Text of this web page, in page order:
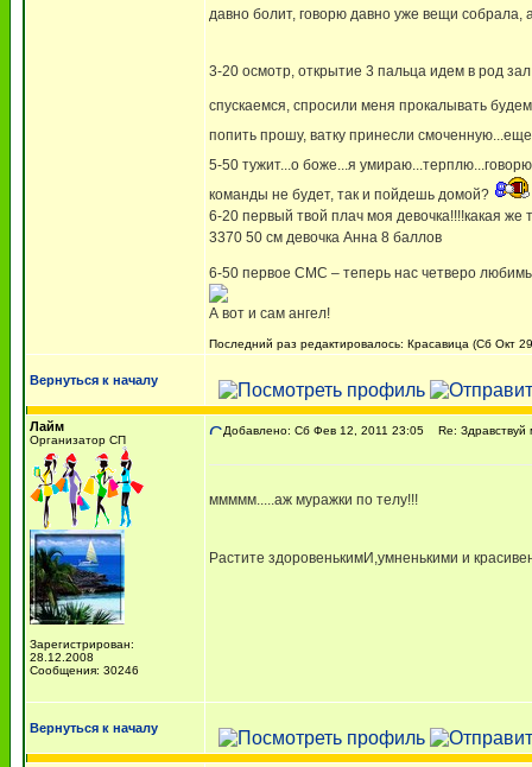
давно болит, говорю давно уже вещи
3-20 осмотр, открытие 3 пальца идем в род
спускаемся, спросили меня прокалывать
попить прошу, ватку принесли
5-50 тужит...о боже...я
команды не будет, так и пойдешь домой?
6-20 первый твой плач моя девочка!!!!какая же
3370 50 см девочка Анна 8 баллов
6-50 первое СМС – теперь нас четверо
А вот и сам ангел!
Последний раз редактировалось: Красавица (Сб Окт
Вернуться к началу
Лайм
Организатор СП
Зарегистрирован:
28.12.2008
Сообщения: 30246
Добавлено: Сб Фев 12, 2011 23:05 Re:
ммммм.....аж муражки по телу!!!
Растите здоровенькимИ,умненькими и
Вернуться к началу